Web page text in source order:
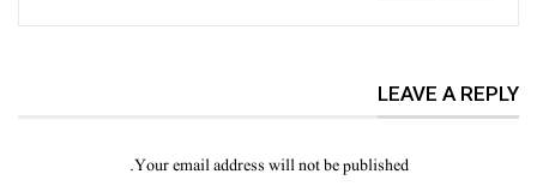
LEAVE A REPLY
Your email address will not be published.